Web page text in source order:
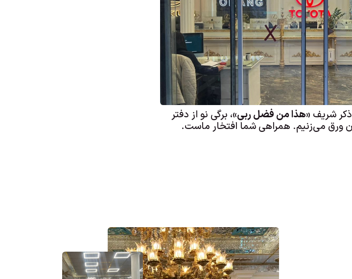
شریف «هذا من فضل ربی»، برگی نو از دفتر
ورق می‌زنیم. همراهی شما افتخار ماست.